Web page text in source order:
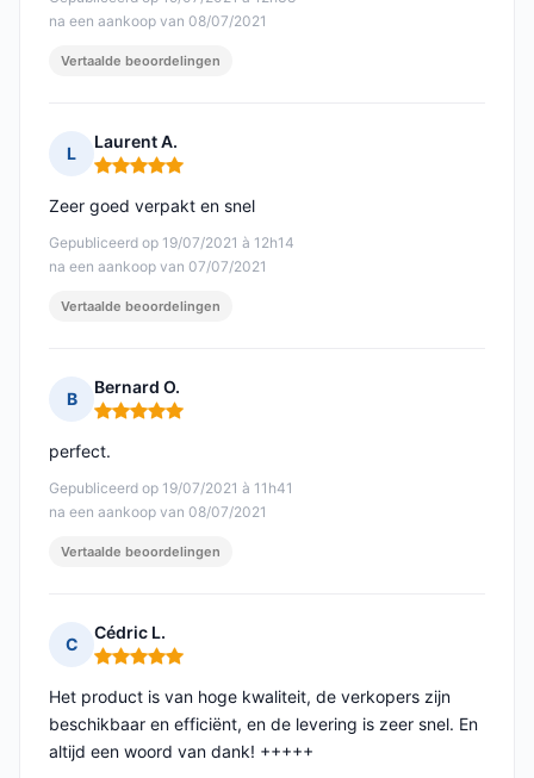
na een aankoop van 08/07/2021
Vertaalde beoordelingen
L
Laurent A.
Opmerking: 5 van 5
Gepubliceerd op 19/07/2021 à 12h14
na een aankoop van 07/07/2021
Zeer goed verpakt en snel
Vertaalde beoordelingen
B
Bernard O.
Opmerking: 5 van 5
Gepubliceerd op 19/07/2021 à 11h41
na een aankoop van 08/07/2021
perfect.
Vertaalde beoordelingen
C
Cédric L.
Opmerking: 5 van 5
Het product is van hoge kwaliteit, de verkopers zijn
beschikbaar en efficiënt, en de levering is zeer snel. En
altijd een woord van dank! +++++